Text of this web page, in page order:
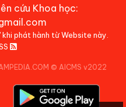
cứu Khoa học:
phát hành từ Website này.
© AICMS v2022